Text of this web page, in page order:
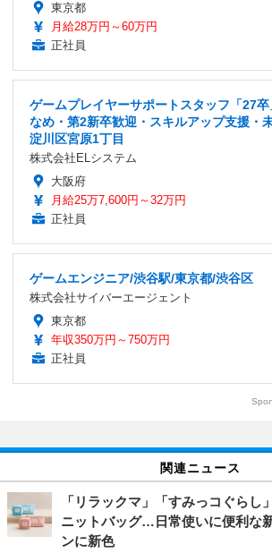
東京都
月給28万円～60万円
正社員
ゲームプレイヤーサポートスタッフ「27
なめ・第2新卒歓迎・スキルアップ支援・
淀川区宮原1丁目
株式会社ELシステム
大阪府
月給25万7,600円～32万円
正社員
ゲームエンジニア/渋谷駅/東京都/渋谷区
株式会社サイバーエージェント
東京都
年収350万円～750万円
正社員
関連ニュース
「リラックマ」「すみっコぐらし
ニットバッグ…日常使いに便利な
ンに新色